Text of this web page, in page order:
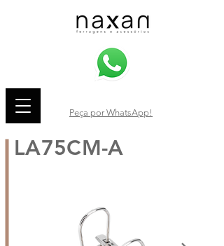
Peça por WhatsApp!
LA75CM-A